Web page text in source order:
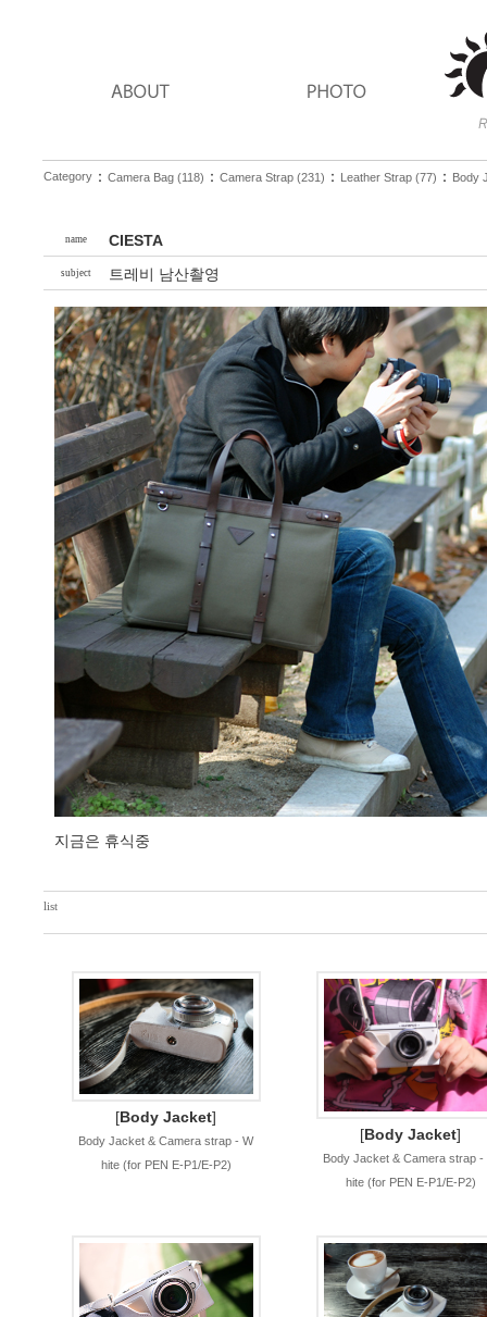
Category ： Camera Bag (118) ： Camera Strap (231) ： Leather Strap (77) ： Body
name CIESTA
subject 트레비 남산촬영
지금은 휴식중
list
[Body Jacket]
Body Jacket & Camera strap - W
hite (for PEN E-P1/E-P2)
[Body Jacket]
Body Jacket & Camera strap -
hite (for PEN E-P1/E-P2)